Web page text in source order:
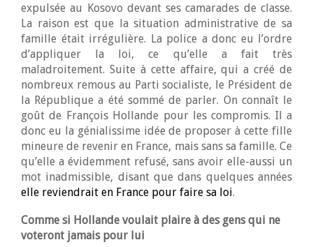
expulsée au Kosovo devant ses camarades de classe.
La raison est que la situation administrative de sa
famille était irrégulière. La police a donc eu l’ordre
d’appliquer la loi, ce qu’elle a fait très
maladroitement. Suite à cette affaire, qui a créé de
nombreux remous au Parti socialiste, le Président de
la République a été sommé de parler. On connaît le
goût de François Hollande pour les compromis. Il a
donc eu la génialissime idée de proposer à cette fille
mineure de revenir en France, mais sans sa famille. Ce
qu’elle a évidemment refusé, sans avoir elle-aussi un
mot inadmissible, disant que dans quelques années
elle reviendrait en France pour faire sa loi.
Comme si Hollande voulait plaire à des gens qui ne
voteront jamais pour lui